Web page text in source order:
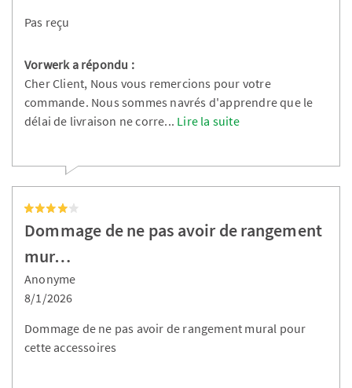
Pas reçu
Vorwerk a répondu :
Cher Client, Nous vous remercions pour votre
commande. Nous sommes navrés d'apprendre que le
délai de livraison ne corre... Lire la suite
Dommage de ne pas avoir de rangement
mur…
Anonyme
8/1/2026
Dommage de ne pas avoir de rangement mural pour
cette accessoires